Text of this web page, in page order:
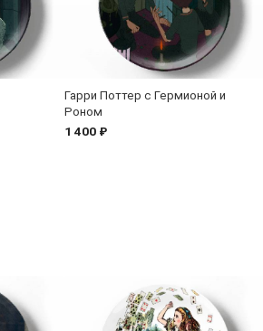
Гарри Поттер с Гермионой и
Роном
1 400 ₽